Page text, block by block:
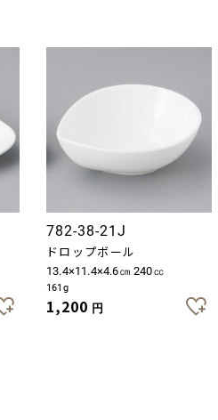
782-38-21J
ドロップボール
13.4×11.4×4.6㎝ 240㏄
161g
1,200 円